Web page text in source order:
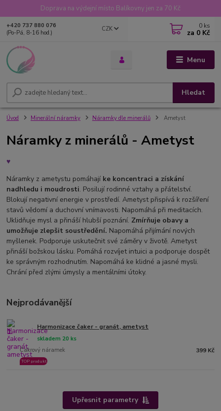
Doprava na výdejní místo Balíkovny jen za 70 Kč
Menu
CZK
Hledat
+420 737 880 076
(Po-Pá, 8-16 hod.)
0 ks
za 0 Kč
Úvod Minerální náramky Náramky dle minerálů Ametyst
Náramky z minerálů - Ametyst
♥
Náramky z ametystu pomáhají ke koncentraci a získání
nadhledu i moudrosti. Posilují rodinné vztahy a přátelství.
Blokují negativní energie v prostředí. Ametyst přispívá k rozšíření
stavů vědomí a duchovní vnímavosti. Napomáhá při meditacích.
Uklidňuje mysl a přináší hlubší poznání. Zmírňuje obavy a
umožňuje zlepšit soustředění. Napomáhá přijímání nových
myšlenek. Podporuje uskutečnit své záměry v životě. Ametyst
přináší božskou lásku. Pomáhá rozvíjet intuici a podporuje dospět
ke správným rozhodnutím. Napomáhá ke klidné a jasné mysli.
Chrání před zlými úmysly a mentálními útoky.
Nejprodávanější
1. Harmonizace čaker - granát, ametyst
Čakrový náramek
skladem 20 ks
TOP produkt
399 Kč
Upřesnit parametry